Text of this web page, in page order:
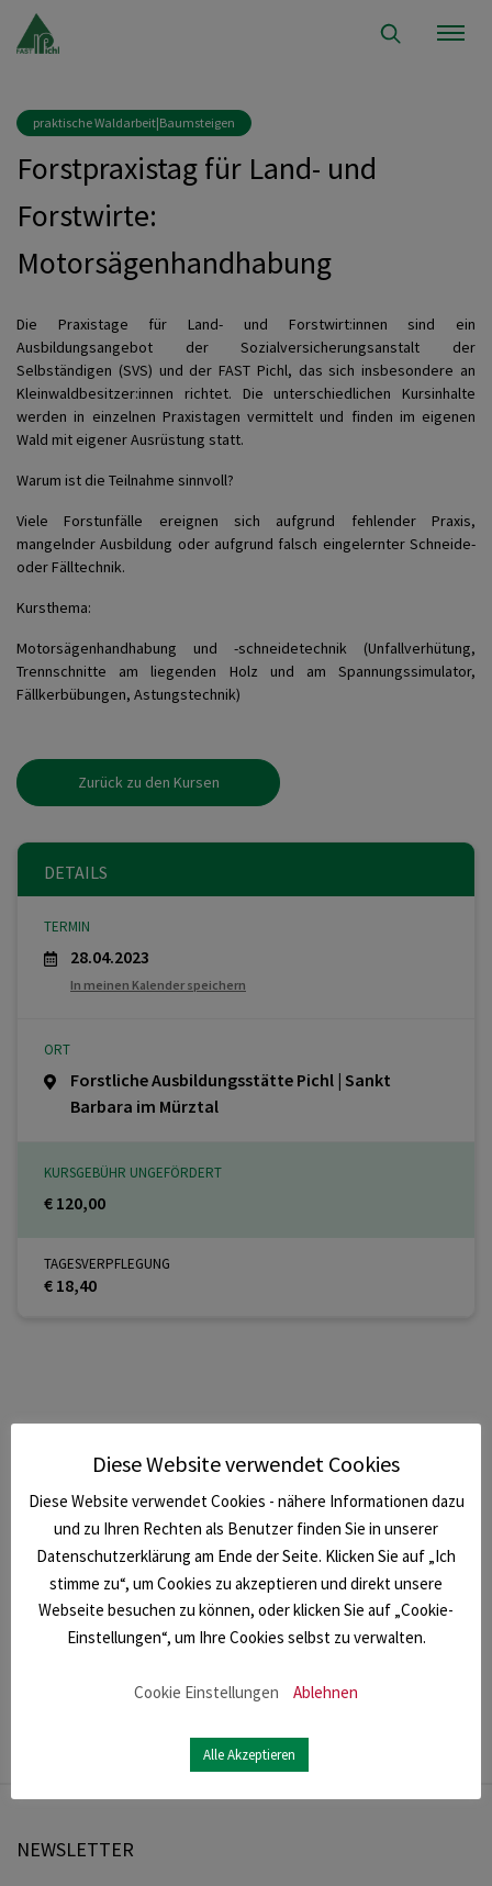
praktische Waldarbeit|Baumsteigen
Forstpraxistag für Land- und
Forstwirte:
Motorsägenhandhabung
Die Praxistage für Land- und Forstwirt:innen sind ein
Ausbildungsangebot der Sozialversicherungsanstalt der
Selbständigen (SVS) und der FAST Pichl, das sich insbesondere an
Kleinwaldbesitzer:innen richtet. Die unterschiedlichen Kursinhalte
werden in einzelnen Praxistagen vermittelt und finden im eigenen
Wald mit eigener Ausrüstung statt.
Warum ist die Teilnahme sinnvoll?
Viele Forstunfälle ereignen sich aufgrund fehlender Praxis,
mangelnder Ausbildung oder aufgrund falsch eingelernter Schneide-
oder Fälltechnik.
Kursthema:
Motorsägenhandhabung und -schneidetechnik (Unfallverhütung,
Trennschnitte am liegenden Holz und am Spannungssimulator,
Fällkerbübungen, Astungstechnik)
Zurück zu den Kursen
DETAILS
TERMIN
28.04.2023
In meinen Kalender speichern
ORT
Forstliche Ausbildungsstätte Pichl | Sankt
Barbara im Mürztal
KURSGEBÜHR UNGEFÖRDERT
€ 120,00
TAGESVERPFLEGUNG
€ 18,40
NEWSLETTER
Diese Website verwendet Cookies
Diese Website verwendet Cookies - nähere Informationen dazu
und zu Ihren Rechten als Benutzer finden Sie in unserer
Datenschutzerklärung am Ende der Seite. Klicken Sie auf „Ich
stimme zu“, um Cookies zu akzeptieren und direkt unsere
Webseite besuchen zu können, oder klicken Sie auf „Cookie-
Einstellungen“, um Ihre Cookies selbst zu verwalten.
Cookie Einstellungen Ablehnen
Alle Akzeptieren